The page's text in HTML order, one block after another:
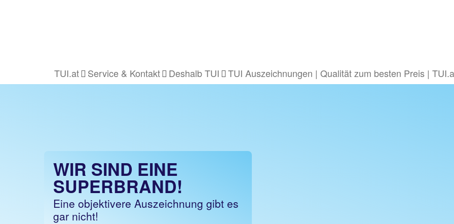
TUI.at Service & Kontakt Deshalb TUI TUI Auszeichnungen | Qualität zum besten Preis |
WIR SIND EINE
SUPERBRAND!
Eine objektivere Auszeichnung gibt es
gar nicht!